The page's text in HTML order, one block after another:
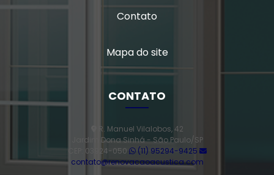
Contato
Mapa do site
CONTATO
R. Manuel Vilalobos, 42
Jardim Dona Sinhá - São Paulo/SP
CEP: 03924-050
(11) 95294-9425
contato@renovacaoacustica.com